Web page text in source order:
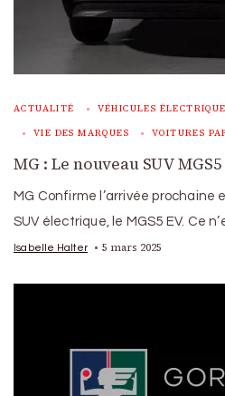
ACTUALITÉ VÉHICULES
VIE DES MARQUES VOITURES
MG : Le nouveau SUV
MG Confirme l’arrivée prochaine
SUV électrique, le MGS5 EV. Ce
Isabelle Halter 5 mars 2025